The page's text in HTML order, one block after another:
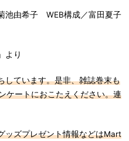
池由希子 WEB構成／富田夏子
より
ています。是非、雑誌巻末も
ケートにおこたえください。連
ズプレゼント情報などはMart